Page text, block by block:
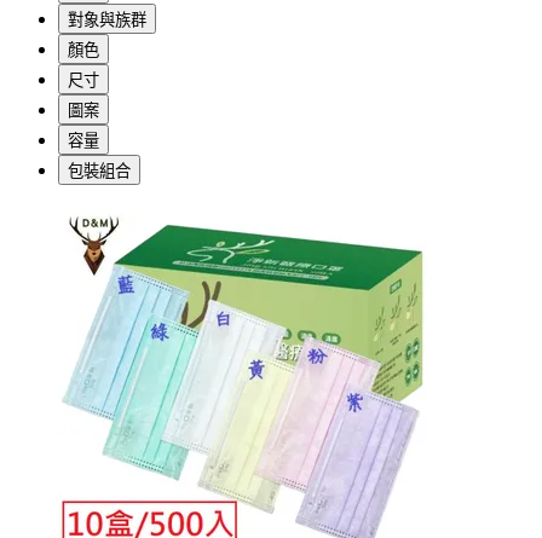
對象與族群
顏色
尺寸
圖案
容量
包裝組合